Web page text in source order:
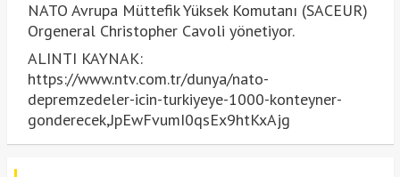
NATO Avrupa Müttefik Yüksek Komutanı (SACEUR)
Orgeneral Christopher Cavoli yönetiyor.
ALINTI KAYNAK:
https://www.ntv.com.tr/dunya/nato-
depremzedeler-icin-turkiyeye-1000-konteyner-
gonderecek,JpEwFvumI0qsEx9htKxAjg